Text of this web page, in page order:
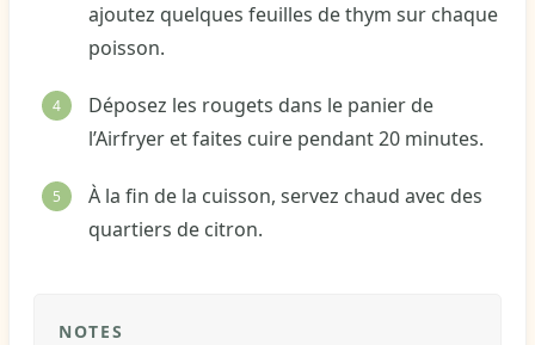
ajoutez quelques feuilles de thym sur chaque
poisson.
Déposez les rougets dans le panier de
l’Airfryer et faites cuire pendant 20 minutes.
À la fin de la cuisson, servez chaud avec des
quartiers de citron.
NOTES